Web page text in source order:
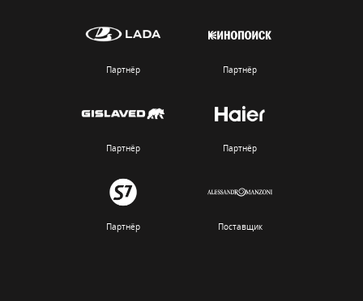
Партнёр Партнёр
Партнёр Партнёр
Партнёр Поставщик